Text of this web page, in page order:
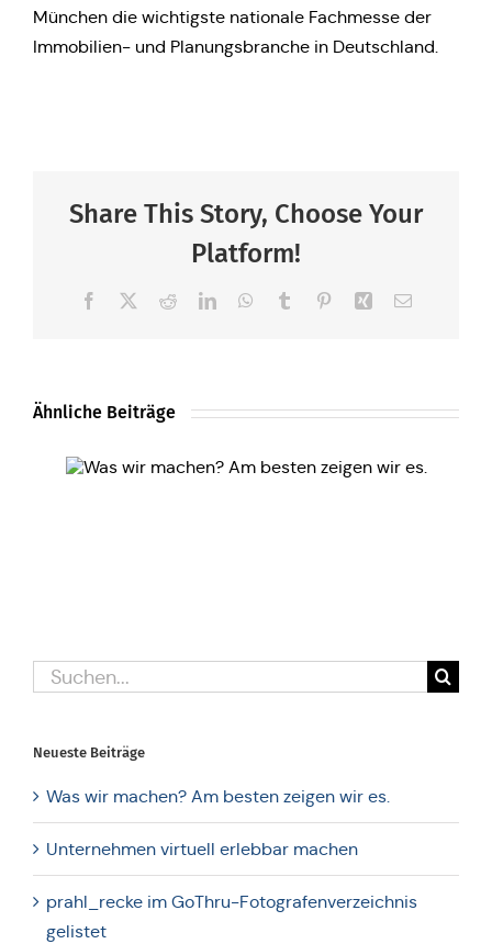
München die wich­tigs­te natio­na­le Fach­mes­se der
Immo­bi­li­en- und Pla­nungs­bran­che in Deutschland.
Share This Story, Choose Your
Platform!
Facebook RedditLinkedInWhatsApp
Tumblr PinterestXing E-
Ähnliche Beiträge
Suche
Neueste Bei­trä­ge
Was wir machen? Am besten zeigen wir es.
Unter­neh­men vir­tu­ell erleb­bar machen
prahl_recke im GoThru-Foto­gra­fen­ver­zeich­nis
gelistet